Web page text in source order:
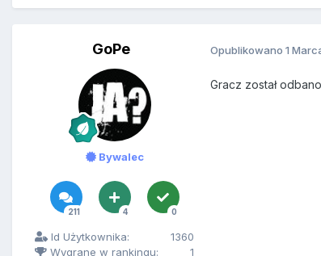
GoPe
Bywalec
211 4 0
Id Użytkownika:
1360
Wygrane w rankingu:
1
Opublikowano 1
Gracz został